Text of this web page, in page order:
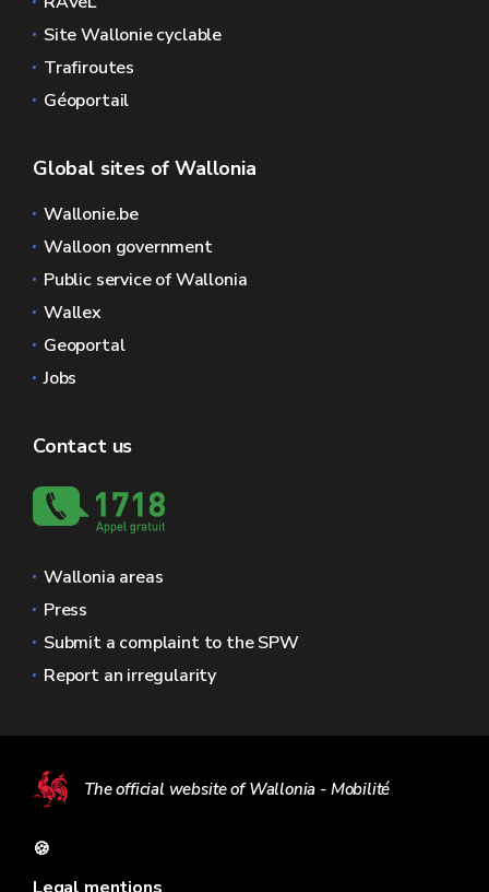
Site Wallonie cyclable
Trafiroutes
Géoportail
Global sites of Wallonia
Wallonie.be
Walloon government
Public service of Wallonia
Wallex
Geoportal
Jobs
Contact us
Wallonia areas
Press
Submit a complaint to the SPW
Report an irregularity
The official website of Wallonia - Mobilité
🍪